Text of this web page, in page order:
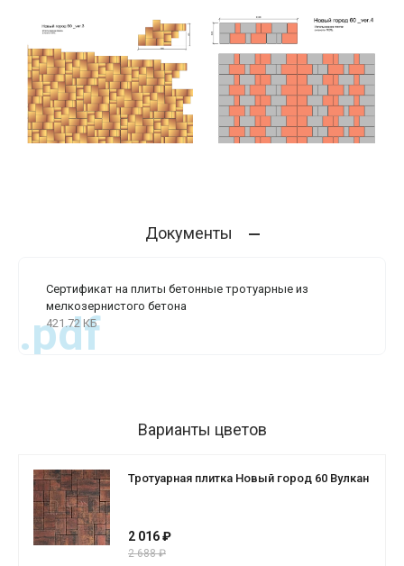
Документы
Сертификат на плиты бетонные тротуарные из
мелкозернистого бетона
421.72 КБ
.pdf
Варианты цветов
Тротуарная плитка Новый город 60 Вулкан
2 016 ₽
2 688 ₽